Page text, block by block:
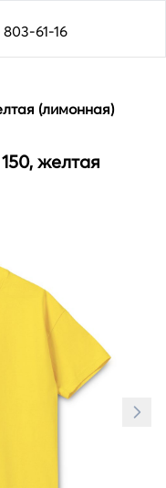
803-61-16
(лимонная)
желтая